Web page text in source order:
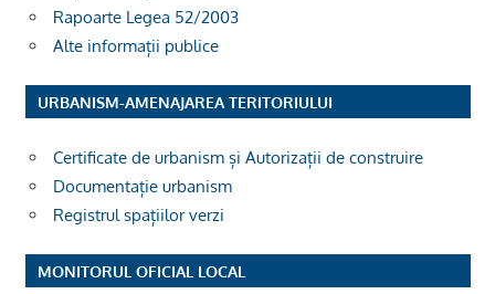
Rapoarte Legea 52/2003
Alte informații publice
URBANISM-AMENAJAREA TERITORIULUI
Certificate de urbanism și Autorizații de construire
Documentație urbanism
Registrul spațiilor verzi
MONITORUL OFICIAL LOCAL